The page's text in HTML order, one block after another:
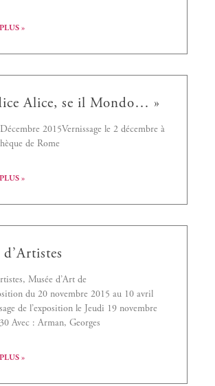
»
Alice, se il Mondo… »
2015Vernissage le 2 décembre à
de Rome
»
Musée d’Art de
du 20 novembre 2015 au 10 avril
de l’exposition le Jeudi 19 novembre
Avec : Arman, Georges
»